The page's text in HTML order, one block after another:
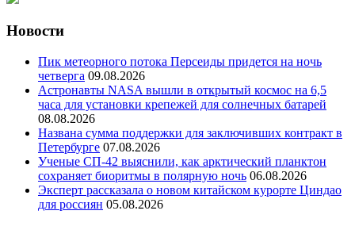
Новости
Пик метеорного потока Персеиды придется на ночь
четверга 09.08.2026
Астронавты NASA вышли в открытый космос на 6,5
часа для установки крепежей для солнечных батарей
08.08.2026
Названа сумма поддержки для заключивших контракт в
Петербурге 07.08.2026
Ученые СП-42 выяснили, как арктический планктон
сохраняет биоритмы в полярную ночь 06.08.2026
Эксперт рассказала о новом китайском курорте Циндао
для россиян 05.08.2026